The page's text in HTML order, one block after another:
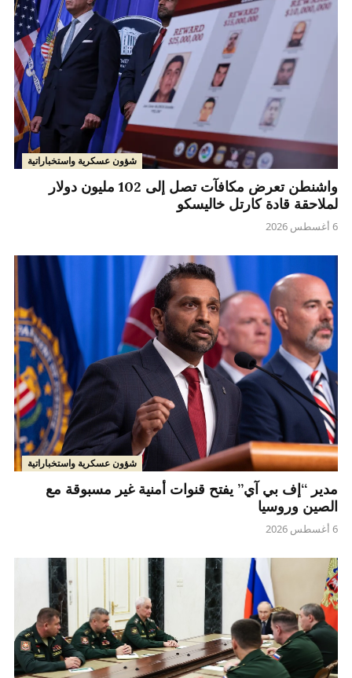
شؤون عسكرية واستخباراتية
واشنطن تعرض مكافآت تصل إلى 102 مليون دولار
لملاحقة قادة كارتل خاليسكو
6 أغسطس 2026
شؤون عسكرية واستخباراتية
مدير “إف بي آي” يفتح قنوات أمنية غير مسبوقة مع
الصين وروسيا
6 أغسطس 2026